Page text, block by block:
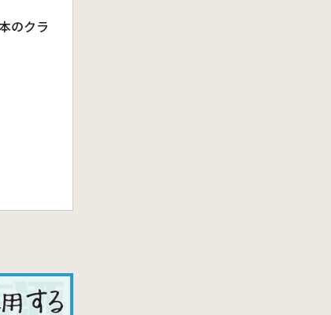
のクラ